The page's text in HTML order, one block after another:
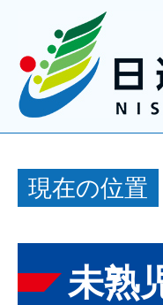
現在の位置
未熟